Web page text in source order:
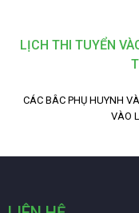
LỊCH THI TUYỂN
CÁC BÂC PHỤ HUYNH
VÀO